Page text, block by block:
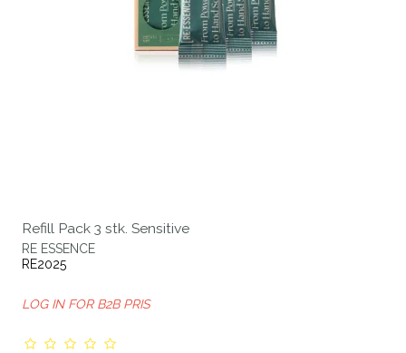
Refill Pack 3 stk. Sensitive
RE ESSENCE
RE2025
LOG IN FOR B2B PRIS